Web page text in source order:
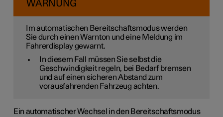
WARNUNG
Im automatischen Bereitschaftsmodus werden
Sie durch einen Warnton und eine Meldung im
Fahrerdisplay gewarnt.
In diesem Fall müssen Sie selbst die
Geschwindigkeit regeln, bei Bedarf bremsen
und auf einen sicheren Abstand zum
vorausfahrenden Fahrzeug achten.
Ein automatischer Wechsel in den Bereitschaftsmodus